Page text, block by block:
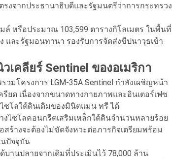
รงจากประธานาธิบดีและรัฐมนตรีว่าการกระทรวง
ล์ หรือประมาณ 103,599 ตารางกิโลเมตร ในพื้นที่
และรัฐมอนทานา รองรับการจัดส่งขีปนาวุธเข้า
คลียร์ Sentinel ของอเมริกา
มโครงการ LGM-35A Sentinel กำลังเผชิญหน้า
ด เนื่องจากขนาดทางกายภาพและอินเตอร์เฟซ
ซโลใต้ดินเดิมของมินิตแมน ทรี ได้
ไซโลคอนกรีตเสริมเหล็กใต้ดินจำนวนหลายร้อย
ร้างจะต้องไม่ขัดจังหวะต่อภารกิจเตรียมพร้อม
นปัจจุบัน
านปลายจากเดิมที่ประเมินไว้ 78,000 ล้าน